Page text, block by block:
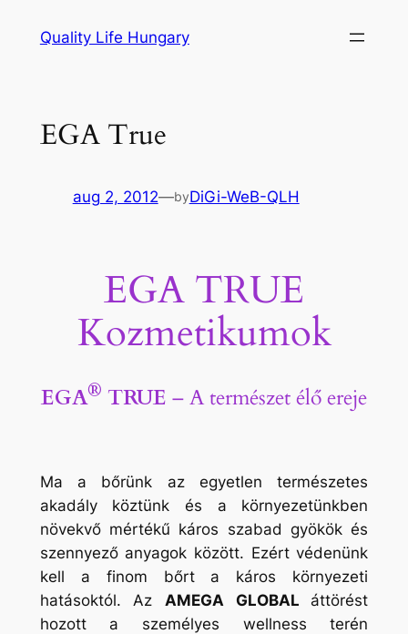
Quality Life Hungary
EGA True
aug 2, 2012—byDiGi-WeB-QLH
EGA TRUE
Kozmetikumok
EGA® TRUE – A természet élő ereje
Ma a bőrünk az egyetlen természetes
akadály köztünk és a környezetünkben
növekvő mértékű káros szabad gyökök és
szennyező anyagok között. Ezért védenünk
kell a finom bőrt a káros környezeti
hatásoktól. Az AMEGA GLOBAL áttörést
hozott a személyes wellness terén